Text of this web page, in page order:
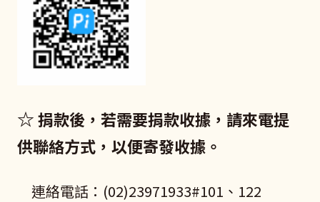
☆捐款後，若需要捐款收據，請來電提
供聯絡方式，以便寄發收據。
連絡電話：(02)23971933#101、122